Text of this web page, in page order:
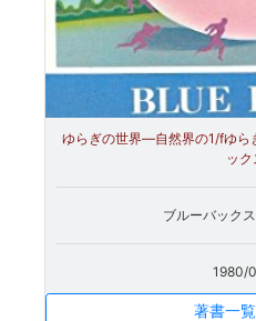
ゆらぎの世界―自然界の1/fゆら
ック
ブルーバック
1980/
著書一